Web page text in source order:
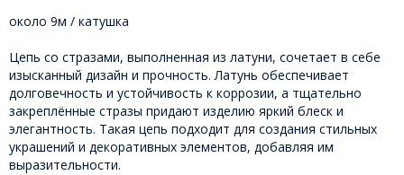
около 9м / катушка
Цепь со стразами, выполненная из латуни, сочетает в себе
изысканный дизайн и прочность. Латунь обеспечивает
долговечность и устойчивость к коррозии, а тщательно
закреплённые стразы придают изделию яркий блеск и
элегантность. Такая цепь подходит для создания стильных
украшений и декоративных элементов, добавляя им
выразительности.